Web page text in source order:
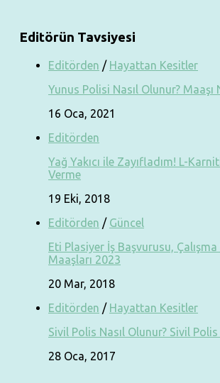
Editörün Tavsiyesi
Editörden / Hayattan Kesitler
Yunus Polisi Nasıl Olunur? Maaşı
16 Oca, 2021
Editörden
Yağ Yakıcı ile Zayıfladım! L-
Verme
19 Eki, 2018
Editörden / Güncel
Eti Plasiyer İş Başvurusu, Çalışma
Maaşları 2023
20 Mar, 2018
Editörden / Hayattan Kesitler
Sivil Polis Nasıl Olunur? Sivil
28 Oca, 2017